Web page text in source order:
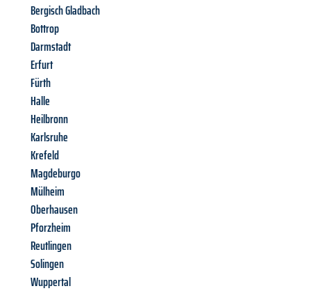
Bergisch Gladbach
Bottrop
Darmstadt
Erfurt
Fürth
Halle
Heilbronn
Karlsruhe
Krefeld
Magdeburgo
Mülheim
Oberhausen
Pforzheim
Reutlingen
Solingen
Wuppertal